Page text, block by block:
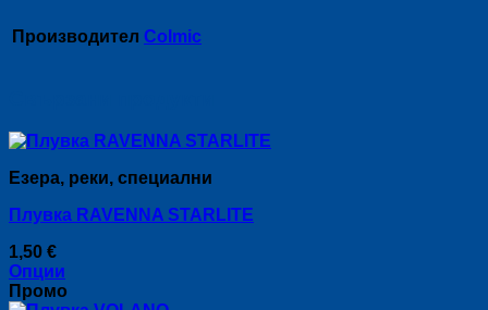
Производител Colmic
Езера, реки, специални
Плувка RAVENNA STARLITE
1,50 €
Опции
This
Промо